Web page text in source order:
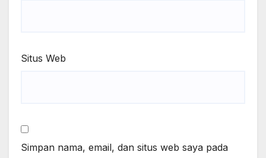
Situs Web
Simpan nama, email, dan situs web saya pada